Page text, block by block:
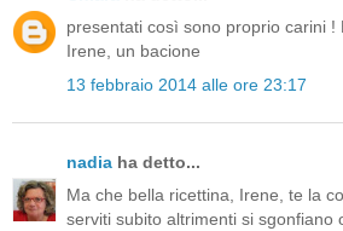
presentati così sono proprio carini !
Irene, un bacione
13 febbraio 2014 alle ore 23:17
nadia ha detto...
Ma che bella ricettina, Irene, te la
serviti subito altrimenti si sgonfiano